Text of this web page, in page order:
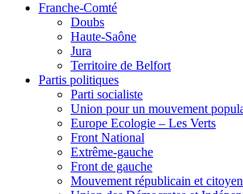
Franche-Comté
Doubs
Haute-Saône
Jura
Territoire de Belfort
Partis politiques
Parti socialiste
Union pour un mouvement
Europe Ecologie – Les Verts
Front National
Extrême-gauche
Front de gauche
Mouvement républicain et citoyen